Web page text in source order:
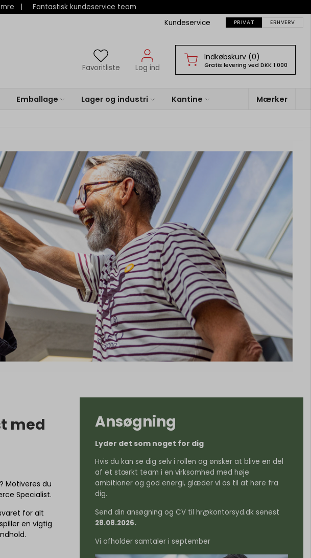
| Fantastisk kundeservice team
Kundeservice PRIVAT ERHVERV
Favoritliste
Log ind
Indkøbskurv (0)
Gratis levering ved DKK 1.000
Emballage Lager og industri Kantine Mærker
med
Motiveres du
Specialist.
for alt
en vigtig
Ansøgning
Lyder det som noget for dig
Hvis du kan se dig selv i rollen og ønsker at blive en del
af et stærkt team i en virksomhed med høje
ambitioner og god energi, glæder vi os til at høre fra
dig.
Send din ansøgning og CV til hr@kontorsyd.dk senest
28.08.2026.
Vi afholder samtaler i september